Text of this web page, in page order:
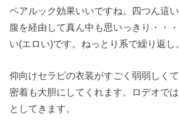
ペアルック効果いいですね。四つん這
腹を経由して真ん中も思いっきり・・
い(エロい)です。ねっとり系で繰り返し
仰向けセラピの衣装がすごく弱弱しくて
密着も大胆にしてくれます。ロデオで
としてきます。